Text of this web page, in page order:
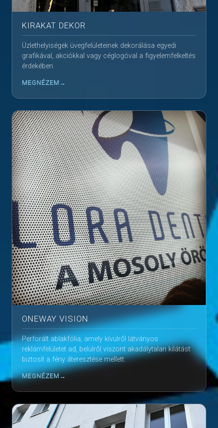
KIRAKAT DEKOR
Üzlethelyiségek üvegfelületeinek dekorálása egyedi
grafikával, akciókkal vagy céglogóval a figyelemfelkeltés
érdekében.
MEGNÉZEM
ONEWAY VISION
Perforált ablakfólia, amely kívülről látványos
reklámfelületet ad, belülről viszont akadálytalan kilátást
biztosít a fény áteresztése mellett.
MEGNÉZEM